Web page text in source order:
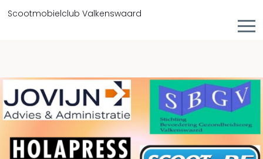
Scootmobielclub Valkenswaard
HOME